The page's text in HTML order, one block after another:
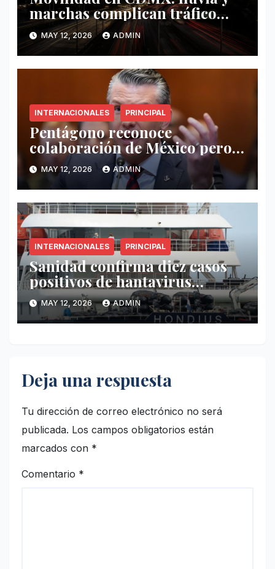
marchas complican tráfico
este 12 de mayo
MAY 12, 2026 ADMIN
INTERNACIONALES PRINCIPAL
Pentágono reconoce
colaboración de México pero
exige mayor operatividad
antidrogas
MAY 12, 2026 ADMIN
INTERNACIONALES PRINCIPAL
Sanidad confirma diez casos
positivos de hantavirus
vinculados al crucero MV
Hondius
MAY 12, 2026 ADMIN
Deja una respuesta
Tu dirección de correo electrónico no será
publicada. Los campos obligatorios están
marcados con *
Comentario *